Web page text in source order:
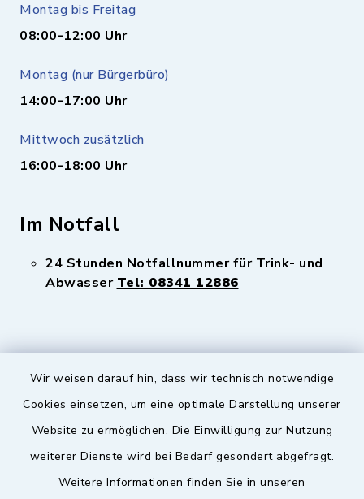
Wir weisen darauf hin, dass wir technisch notwendige
Cookies einsetzen, um eine optimale Darstellung unserer
Website zu ermöglichen. Die Einwilligung zur Nutzung
weiterer Dienste wird bei Bedarf gesondert abgefragt.
Weitere Informationen finden Sie in unseren
Montag bis Freitag
08:00-12:00 Uhr
Montag (nur Bürgerbüro)
14:00-17:00 Uhr
Mittwoch zusätzlich
16:00-18:00 Uhr
Im Notfall
24 Stunden Notfallnummer für Trink- und
Abwasser Tel: 08341 12886
Sicherer Kontakt
Datenschutz